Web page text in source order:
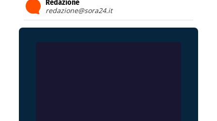
Redazione
redazione@sora24.it